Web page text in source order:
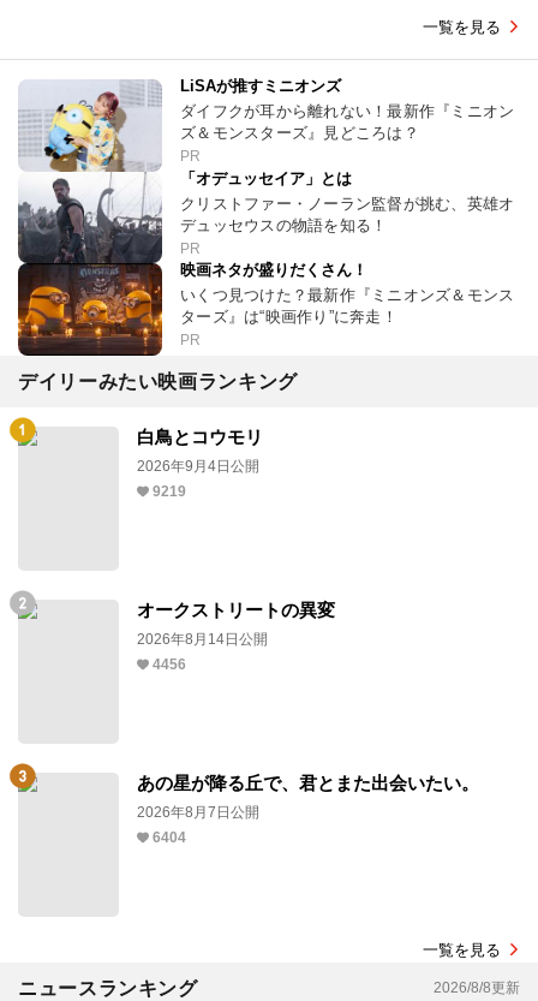
一覧を見る
LiSAが推すミニオンズ
ダイフクが耳から離れない！最新作『ミニオン
ズ＆モンスターズ』見どころは？
PR
「オデュッセイア」とは
クリストファー・ノーラン監督が挑む、英雄オ
デュッセウスの物語を知る！
PR
映画ネタが盛りだくさん！
いくつ見つけた？最新作『ミニオンズ＆モンス
ターズ』は“映画作り”に奔走！
PR
デイリーみたい映画ランキング
白鳥とコウモリ
2026年9月4日公開
9219
オークストリートの異変
2026年8月14日公開
4456
あの星が降る丘で、君とまた出会いたい。
2026年8月7日公開
6404
一覧を見る
ニュースランキング 2026/8/8更新